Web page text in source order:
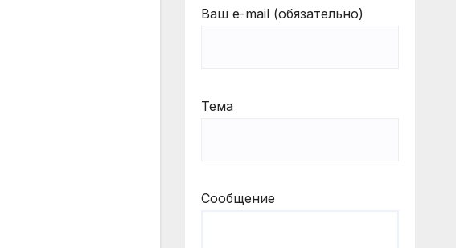
Ваш e-mail (обязательно)
Тема
Сообщение